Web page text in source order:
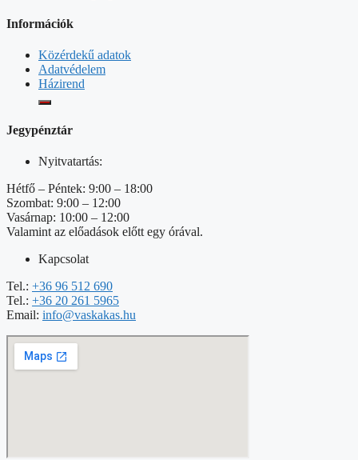
Információk
Közérdekű adatok
Adatvédelem
Házirend
Jegypénztár
Nyitvatartás:
Hétfő – Péntek: 9:00 – 18:00
Szombat: 9:00 – 12:00
Vasárnap: 10:00 – 12:00
Valamint az előadások előtt egy órával.
Kapcsolat
Tel.: +36 96 512 690
Tel.: +36 20 261 5965
Email: info@vaskakas.hu